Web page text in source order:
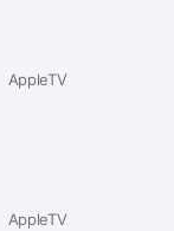
AppleTV
AppleTV